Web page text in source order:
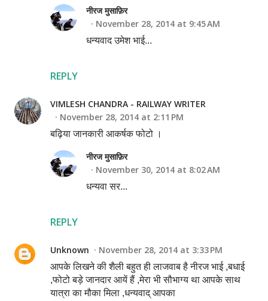
REPLY
नीरज मुसाफ़िर
November 28, 2014 at 9:45 AM
धन्यवाद उमेश भाई...
VIMLESH CHANDRA - RAILWAY WRITER
November 28, 2014 at 2:11 PM
बढ़िया जानकारी आकर्षक फोटो ।
REPLY
नीरज मुसाफ़िर
November 30, 2014 at 8:02 AM
धन्यवा सर...
Unknown November 28, 2014 at 3:33 PM
आपके लिखने की शैली बहुत ही लाजवाब है नीरज भाई ,बधाई
,फोटो बड़े जानदार आयें हैं ,मेरा भी सौभाग्य था आपके साथ
यात्रा का मौका मिला ,धन्यवाद् आपका